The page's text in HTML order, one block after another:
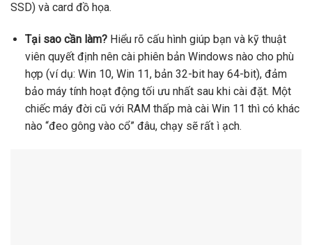
SSD) và card đồ họa.
Tại sao cần làm?Hiểu rõ cấu hình giúp bạn và kỹ thuật
viên quyết định nên cài phiên bản Windows nào cho phù
hợp (ví dụ: Win 10, Win 11, bản 32-bit hay 64-bit), đảm
bảo máy tính hoạt động tối ưu nhất sau khi cài đặt. Một
chiếc máy đời cũ với RAM thấp mà cài Win 11 thì có khác
nào “đeo gông vào cổ” đâu, chạy sẽ rất ì ạch.